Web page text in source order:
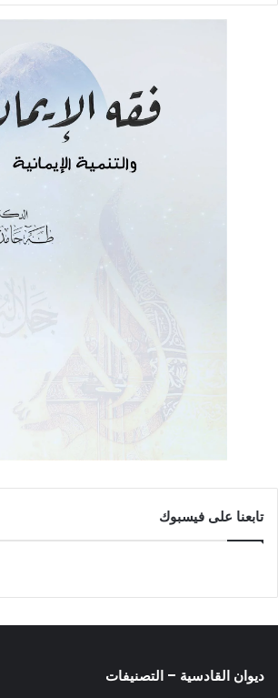
تابعنا على فيسبوك
ديوان القادسية – التصنيفات